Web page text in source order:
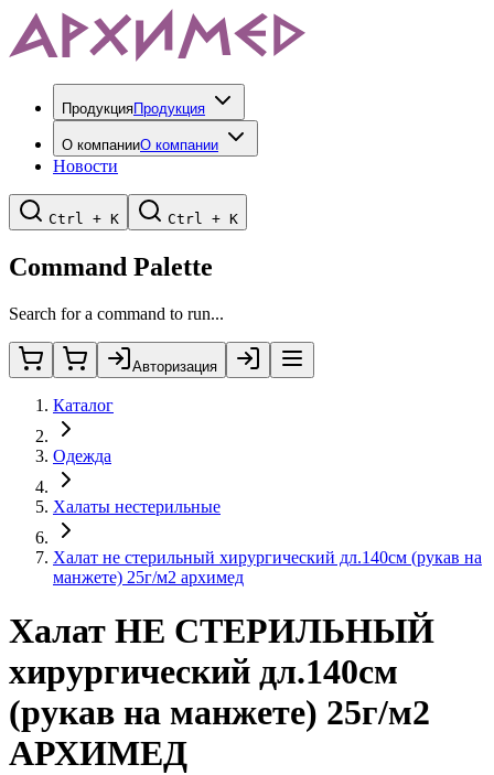
ПродукцияПродукция
О компанииО компании
Новости
Ctrl + K Ctrl + K
Command Palette
Search for a command to run...
Авторизация
Каталог
Одежда
Халаты нестерильные
Халат не стерильный хирургический дл.140см (рукав на
манжете) 25г/м2 архимед
Халат НЕ СТЕРИЛЬНЫЙ
хирургический дл.140см
(рукав на манжете) 25г/м2
АРХИМЕД